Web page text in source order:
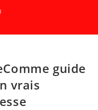
guide
vrais